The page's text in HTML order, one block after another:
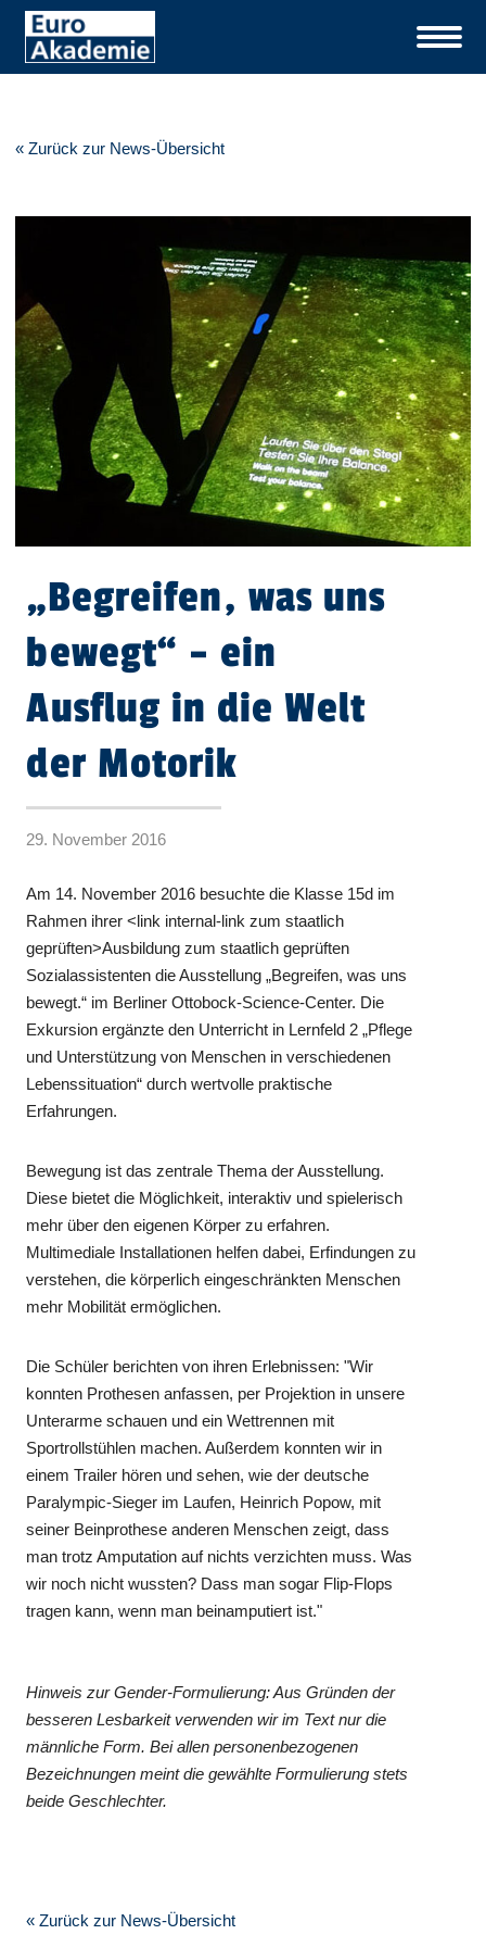
« Zurück zur News-Übersicht
„Begreifen, was uns
bewegt“ – ein
Ausflug in die Welt
der Motorik
29. November 2016
Am 14. November 2016 besuchte die Klasse 15d im
Rahmen ihrer <link internal-link zum staatlich
geprüften>Ausbildung zum staatlich geprüften
Sozialassistenten die Ausstellung „Begreifen, was uns
bewegt.“ im Berliner Ottobock-Science-Center. Die
Exkursion ergänzte den Unterricht in Lernfeld 2 „Pflege
und Unterstützung von Menschen in verschiedenen
Lebenssituation“ durch wertvolle praktische
Erfahrungen.
Bewegung ist das zentrale Thema der Ausstellung.
Diese bietet die Möglichkeit, interaktiv und spielerisch
mehr über den eigenen Körper zu erfahren.
Multimediale Installationen helfen dabei, Erfindungen zu
verstehen, die körperlich eingeschränkten Menschen
mehr Mobilität ermöglichen.
Die Schüler berichten von ihren Erlebnissen: "Wir
konnten Prothesen anfassen, per Projektion in unsere
Unterarme schauen und ein Wettrennen mit
Sportrollstühlen machen. Außerdem konnten wir in
einem Trailer hören und sehen, wie der deutsche
Paralympic-Sieger im Laufen, Heinrich Popow, mit
seiner Beinprothese anderen Menschen zeigt, dass
man trotz Amputation auf nichts verzichten muss. Was
wir noch nicht wussten? Dass man sogar Flip-Flops
tragen kann, wenn man beinamputiert ist."
Hinweis zur Gender-Formulierung: Aus Gründen der
besseren Lesbarkeit verwenden wir im Text nur die
männliche Form. Bei allen personenbezogenen
Bezeichnungen meint die gewählte Formulierung stets
beide Geschlechter.
« Zurück zur News-Übersicht